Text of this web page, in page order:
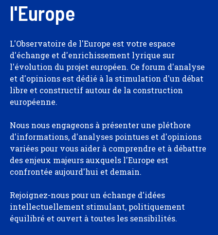
l'Europe
L'Observatoire de l'Europe est votre espace
d'échange et d'enrichissement lyrique sur
l'évolution du projet européen. Ce forum d'analyse
et d'opinions est dédié à la stimulation d'un débat
libre et constructif autour de la construction
européenne.
Nous nous engageons à présenter une pléthore
d'informations, d'analyses pointues et d'opinions
variées pour vous aider à comprendre et à débattre
des enjeux majeurs auxquels l'Europe est
confrontée aujourd'hui et demain.
Rejoignez-nous pour un échange d'idées
intellectuellement stimulant, politiquement
équilibré et ouvert à toutes les sensibilités.